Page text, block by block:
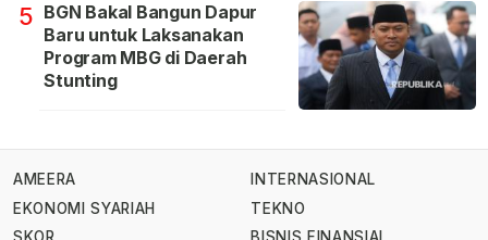
5 BGN Bakal Bangun Dapur
Baru untuk Laksanakan
Program MBG di Daerah
Stunting
AMEERA
EKONOMI SYARIAH
INTERNASIONAL
TEKNO